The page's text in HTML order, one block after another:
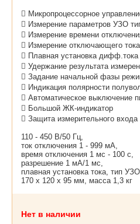
 Микропроцессорное
 Измерение параметров УЗО
 Измерение времени
 Измерение отключающего
 Плавная установка дифф.тока
 Удержание результата
 Задание начальной фазы
 Индикация полярности
 Автоматическое выключение
 Большой ЖК-индикатор
 Защита измерительного входа
110 - 450 В/50 Гц,
ток отключения 1 - 999 мА,
время отключения 1 мс - 100 с,
разрешение 1 мА/1 мс,
плавная установка тока, тип
170 х 120 х 95 мм, масса 1,3 кг
Нет в наличии